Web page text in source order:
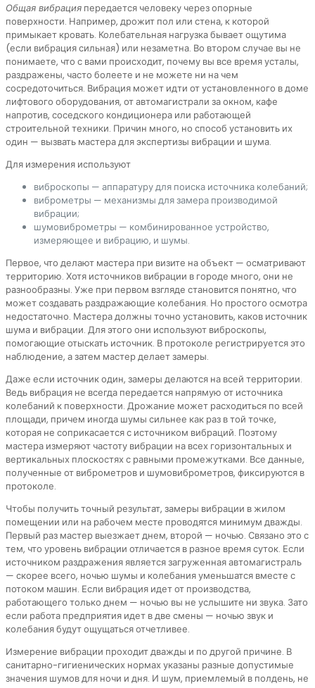
Общая вибрация передается человеку через опорные
поверхности. Например, дрожит пол или стена, к которой
примыкает кровать. Колебательная нагрузка бывает ощутима
(если вибрация сильная) или незаметна. Во втором случае вы не
понимаете, что с вами происходит, почему вы все время усталы,
раздражены, часто болеете и не можете ни на чем
сосредоточиться. Вибрация может идти от установленного в доме
лифтового оборудования, от автомагистрали за окном, кафе
напротив, соседского кондиционера или работающей
строительной техники. Причин много, но способ установить их
один — вызвать мастера для экспертизы вибрации и шума.
Для измерения используют
виброскопы — аппаратуру для поиска источника колебаний;
виброметры — механизмы для замера производимой
вибрации;
шумовиброметры — комбинированное устройство,
измеряющее и вибрацию, и шумы.
Первое, что делают мастера при визите на объект — осматривают
территорию. Хотя источников вибрации в городе много, они не
разнообразны. Уже при первом взгляде становится понятно, что
может создавать раздражающие колебания. Но простого осмотра
недостаточно. Мастера должны точно установить, каков источник
шума и вибрации. Для этого они используют виброскопы,
помогающие отыскать источник. В протоколе регистрируется это
наблюдение, а затем мастер делает замеры.
Даже если источник один, замеры делаются на всей территории.
Ведь вибрация не всегда передается напрямую от источника
колебаний к поверхности. Дрожание может расходиться по всей
площади, причем иногда шумы сильнее как раз в той точке,
которая не соприкасается с источником вибраций. Поэтому
мастера измеряют частоту вибрации на всех горизонтальных и
вертикальных плоскостях с равными промежутками. Все данные,
полученные от виброметров и шумовиброметров, фиксируются в
протоколе.
Чтобы получить точный результат, замеры вибрации в жилом
помещении или на рабочем месте проводятся минимум дважды.
Первый раз мастер выезжает днем, второй — ночью. Связано это с
тем, что уровень вибрации отличается в разное время суток. Если
источником раздражения является загруженная автомагистраль
— скорее всего, ночью шумы и колебания уменьшатся вместе с
потоком машин. Если вибрация идет от производства,
работающего только днем — ночью вы не услышите ни звука. Зато
если работа предприятия идет в две смены — ночью звук и
колебания будут ощущаться отчетливее.
Измерение вибрации проходит дважды и по другой причине. В
санитарно-гигиенических нормах указаны разные допустимые
значения шумов для ночи и дня. И шум, приемлемый в полдень, не